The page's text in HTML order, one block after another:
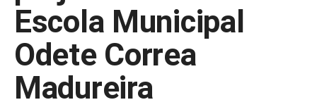
Escola Municipal
Odete Correa
Madureira